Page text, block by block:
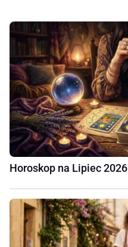
Horoskop na Lipiec 2026